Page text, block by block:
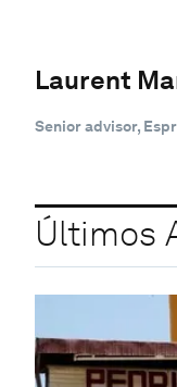
Laurent
Senior advisor,
Últimos